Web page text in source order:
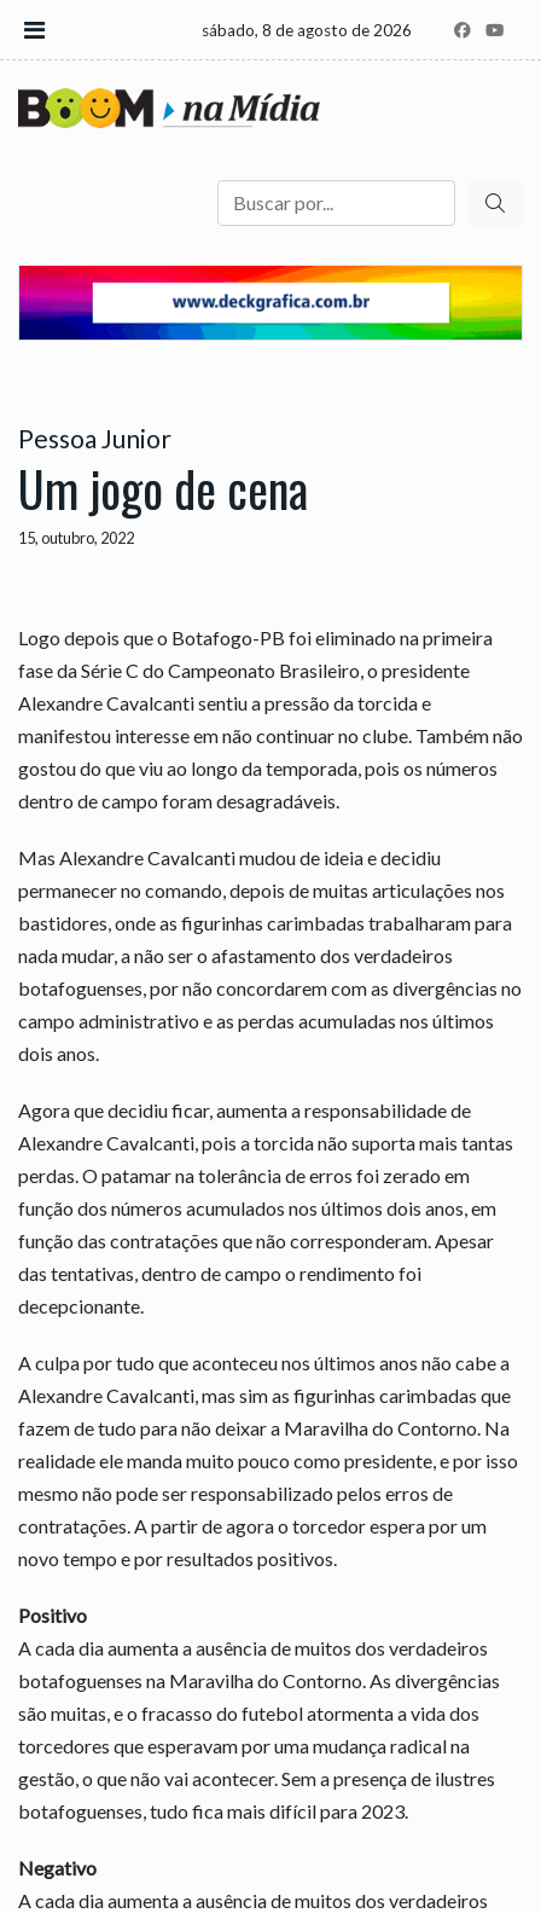
sábado, 8 de agosto de 2026
Buscar
Pessoa Junior
Um jogo de cena
15, outubro, 2022
Logo depois que o Botafogo-PB foi eliminado na primeira
fase da Série C do Campeonato Brasileiro, o presidente
Alexandre Cavalcanti sentiu a pressão da torcida e
manifestou interesse em não continuar no clube. Também não
gostou do que viu ao longo da temporada, pois os números
dentro de campo foram desagradáveis.
Mas Alexandre Cavalcanti mudou de ideia e decidiu
permanecer no comando, depois de muitas articulações nos
bastidores, onde as figurinhas carimbadas trabalharam para
nada mudar, a não ser o afastamento dos verdadeiros
botafoguenses, por não concordarem com as divergências no
campo administrativo e as perdas acumuladas nos últimos
dois anos.
Agora que decidiu ficar, aumenta a responsabilidade de
Alexandre Cavalcanti, pois a torcida não suporta mais tantas
perdas. O patamar na tolerância de erros foi zerado em
função dos números acumulados nos últimos dois anos, em
função das contratações que não corresponderam. Apesar
das tentativas, dentro de campo o rendimento foi
decepcionante.
A culpa por tudo que aconteceu nos últimos anos não cabe a
Alexandre Cavalcanti, mas sim as figurinhas carimbadas que
fazem de tudo para não deixar a Maravilha do Contorno. Na
realidade ele manda muito pouco como presidente, e por isso
mesmo não pode ser responsabilizado pelos erros de
contratações. A partir de agora o torcedor espera por um
novo tempo e por resultados positivos.
Positivo
A cada dia aumenta a ausência de muitos dos verdadeiros
botafoguenses na Maravilha do Contorno. As divergências
são muitas, e o fracasso do futebol atormenta a vida dos
torcedores que esperavam por uma mudança radical na
gestão, o que não vai acontecer. Sem a presença de ilustres
botafoguenses, tudo fica mais difícil para 2023.
Negativo
A cada dia aumenta a ausência de muitos dos verdadeiros